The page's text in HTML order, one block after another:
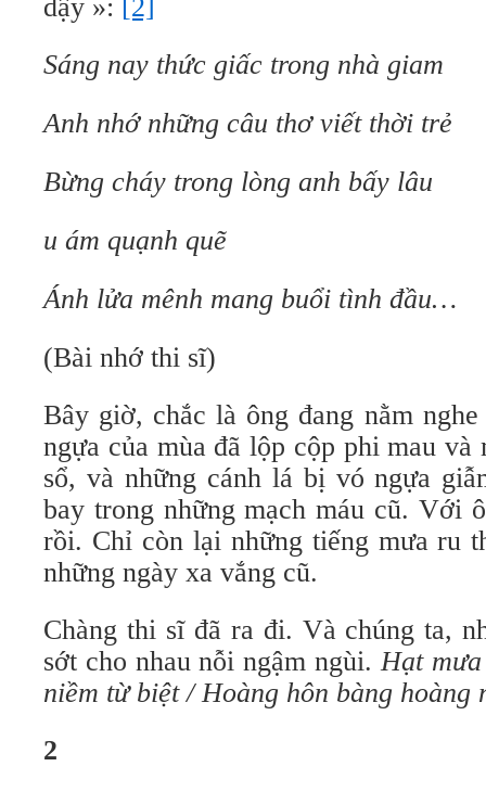
dậy »:
[2]
Sáng nay thức giấc trong nhà giam
Anh nhớ những câu thơ viết thời trẻ
Bừng cháy trong lòng anh bấy lâu
u ám quạnh quẽ
Ánh lửa mênh mang buổi tình đầu…
(Bài nhớ thi sĩ)
Bây giờ, chắc là ông đang nằm
ngựa của mùa đã lộp cộp phi mau và
sổ, và những cánh lá bị vó ngựa
bay trong những mạch máu cũ. Với
rồi. Chỉ còn lại những tiếng mưa ru
những ngày xa vắng cũ.
Chàng thi sĩ đã ra đi. Và chúng ta,
sớt cho nhau nỗi ngậm ngùi.Hạt
niềm từ biệt / Hoàng hôn bàng
2